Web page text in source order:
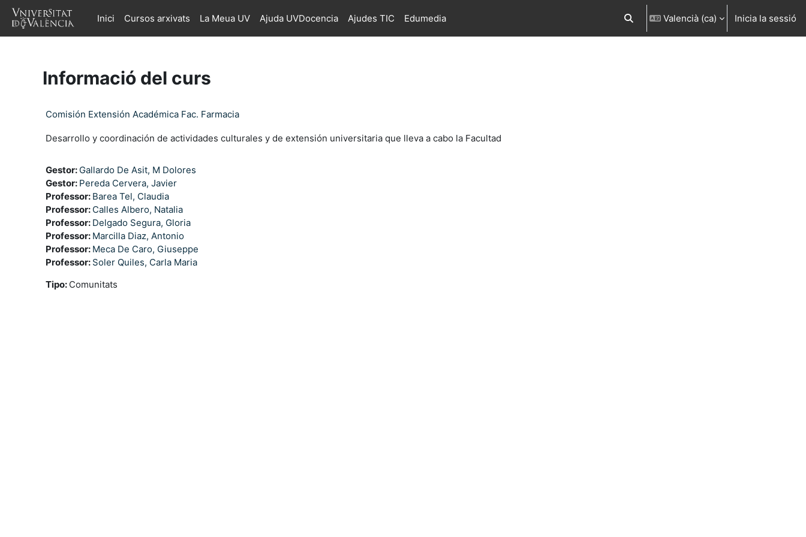
Ves al contingut principal
Inici
Cursos arxivats La Meua UV Ajuda UVDocencia Ajudes TIC Edumedia Commuta l'entrada de la cerca
Valencià ‎(ca)‎ Inicia la sessió
Informació del curs
Comisión Extensión Académica Fac. Farmacia
Desarrollo y coordinación de actividades culturales y de extensión universitaria que lleva a cabo la Facultad
Gestor: Gallardo De Asit, M Dolores
Gestor: Pereda Cervera, Javier
Professor: Barea Tel, Claudia
Professor: Calles Albero, Natalia
Professor: Delgado Segura, Gloria
Professor: Marcilla Diaz, Antonio
Professor: Meca De Caro, Giuseppe
Professor: Soler Quiles, Carla Maria
Tipo: Comunitats